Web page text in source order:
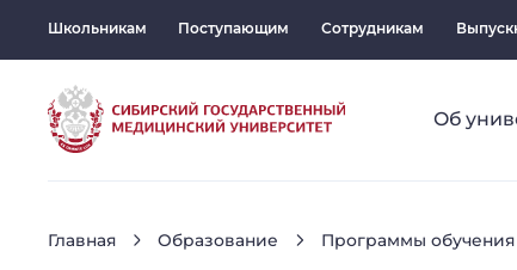
Школьникам Поступающим Сотрудникам
Об
Главная Образование Программы обучения